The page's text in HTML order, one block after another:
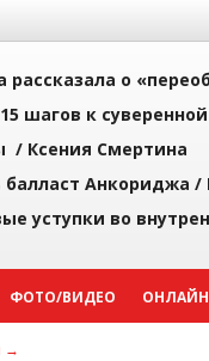
о
шагов к
/ Ксения Смертина
балласт Анкориджа /
уступки во
ФОТО/ВИДЕО ОНЛАЙН
→